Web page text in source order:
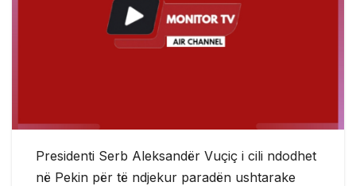
Presidenti Serb Aleksandër Vuçiç i cili ndodhet
në Pekin për të ndjekur paradën ushtarake